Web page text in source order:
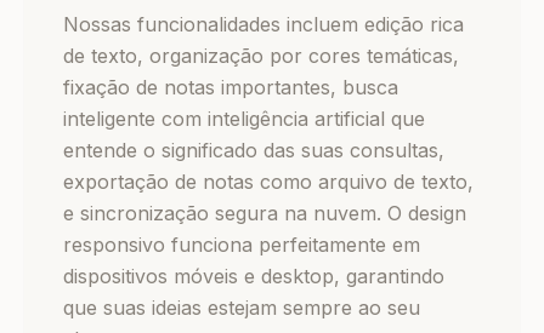
Nossas funcionalidades incluem edição rica
de texto, organização por cores temáticas,
fixação de notas importantes, busca
inteligente com inteligência artificial que
entende o significado das suas consultas,
exportação de notas como arquivo de texto,
e sincronização segura na nuvem. O design
responsivo funciona perfeitamente em
dispositivos móveis e desktop, garantindo
que suas ideias estejam sempre ao seu